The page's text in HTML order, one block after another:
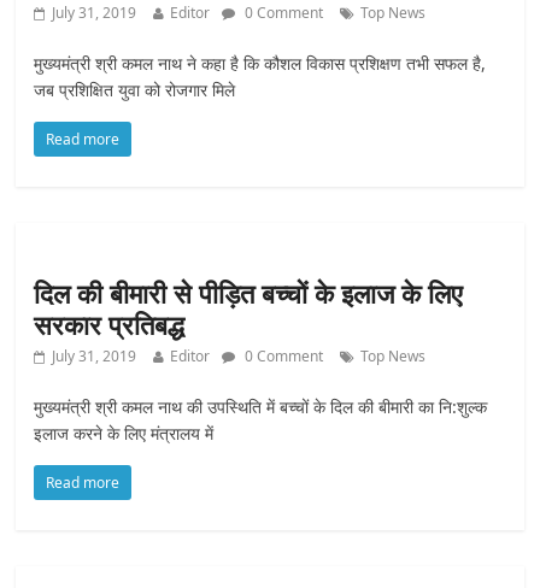
July 31, 2019 Editor 0 Comment Top News
मुख्यमंत्री श्री कमल नाथ ने कहा है कि कौशल विकास प्रशिक्षण तभी सफल है,
जब प्रशिक्षित युवा को रोजगार मिले
Read more
दिल की बीमारी से पीड़ित बच्चों के इलाज के लिए
सरकार प्रतिबद्ध
July 31, 2019 Editor 0 Comment Top News
मुख्यमंत्री श्री कमल नाथ की उपस्थिति में बच्चों के दिल की बीमारी का नि:शुल्क
इलाज करने के लिए मंत्रालय में
Read more